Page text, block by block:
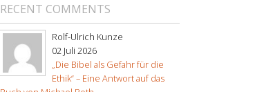
RECENT COMMENTS
Rolf-Ulrich Kunze
02 Juli 2026
„Die Bibel als Gefahr für die
Ethik“ – Eine Antwort auf das